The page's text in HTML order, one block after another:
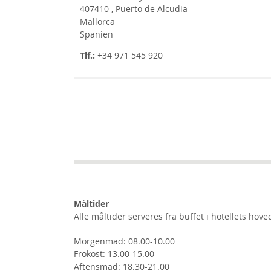
407410 , Puerto de Alcudia
Mallorca
Spanien
Tlf.: +34 971 545 920
Måltider
Alle måltider serveres fra buffet i hotellets
Morgenmad: 08.00-10.00
Frokost: 13.00-15.00
Aftensmad: 18.30-21.00